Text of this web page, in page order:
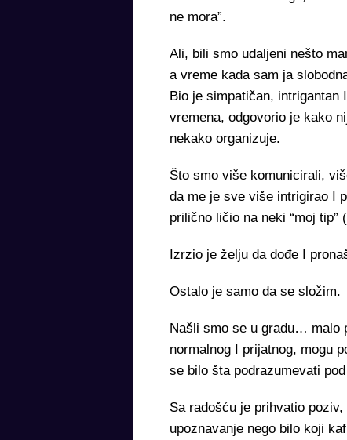
ne mora”.
Ali, bili smo udaljeni nešto
a vreme kada sam ja
Bio je simpatičan, intrigantan
vremena, odgovorio je kako
nekako organizuje.
Što smo više komunicirali,
da me je sve više intrigirao I
prilično ličio na neki “moj
Izrzio je želju da dođe I
Ostalo je samo da se složim.
Našli smo se u gradu… malo
normalnog I prijatnog, mogu
se bilo šta podrazumevati
Sa radošću je prihvatio
upoznavanje nego bilo koji